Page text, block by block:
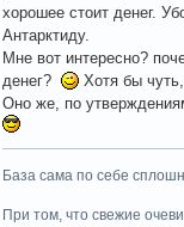
хорошее стоит денег.
Антарктиду.
Мне вот интересно?
денег?
Хотя бы
Оно же, по
База сама по себе
При том, что свежие